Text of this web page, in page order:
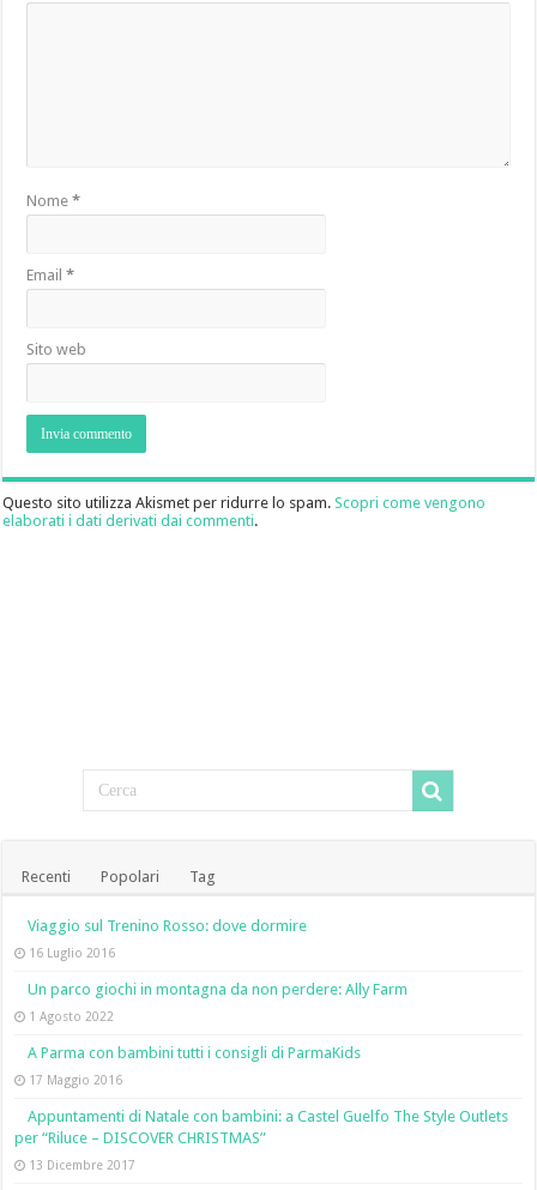
Nome*
Email*
Sito web
Questo sito utilizza Akismet per ridurre lo spam.Scopri come vengono
elaborati i dati derivati dai commenti.
Recenti Popolari Tag
Viaggio sul Trenino Rosso: dove dormire
16 Luglio 2016
Un parco giochi in montagna da non perdere: Ally Farm
1 Agosto 2022
A Parma con bambini tutti i consigli di ParmaKids
17 Maggio 2016
Appuntamenti di Natale con bambini: a Castel Guelfo The Style Outlets
per “Riluce – DISCOVER CHRISTMAS”
13 Dicembre 2017